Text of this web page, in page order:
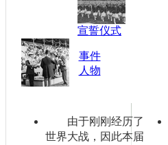
宣誓仪式
事件
人物
由于刚刚经历了
世界大战，因此本届